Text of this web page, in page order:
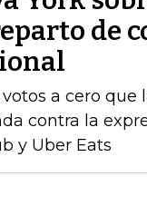
de
a cero que
contra la
y Uber Eats